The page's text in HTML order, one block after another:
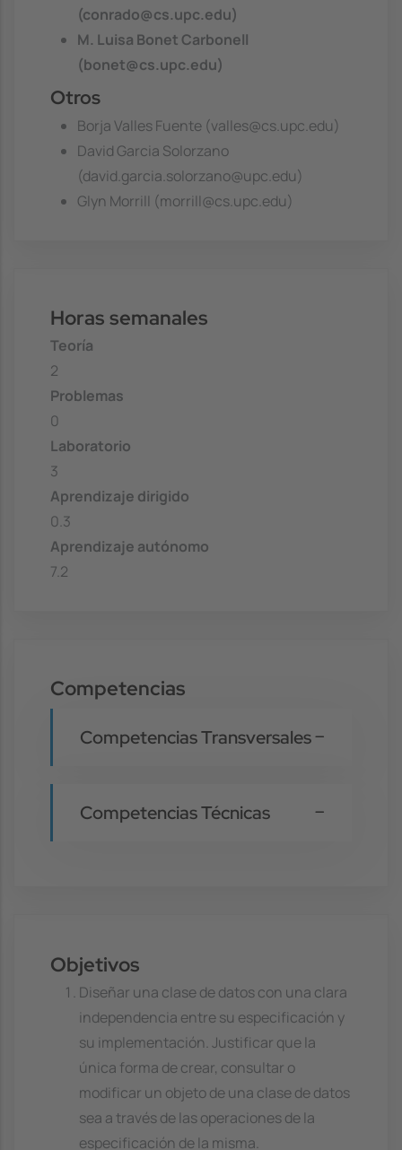
(conrado@cs.upc.edu)
M. Luisa Bonet Carbonell
(bonet@cs.upc.edu)
Otros
Borja Valles Fuente (valles@cs.upc.edu)
David Garcia Solorzano
(david.garcia.solorzano@upc.edu)
Glyn Morrill (morrill@cs.upc.edu)
Horas semanales
Teoría
2
Problemas
0
Laboratorio
3
Aprendizaje dirigido
0.3
Aprendizaje autónomo
7.2
Competencias
Competencias Transversales
Competencias Técnicas
Objetivos
Diseñar una clase de datos con una clara
independencia entre su especificación y
su implementación. Justificar que la
única forma de crear, consultar o
modificar un objeto de una clase de datos
sea a través de las operaciones de la
especificación de la misma.